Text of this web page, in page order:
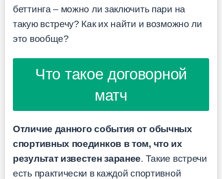
беттинга – можно ли заключить пари на
такую встречу? Как их найти и возможно ли
это вообще?
Что такое договорной
матч
Отличие данного события от обычных
спортивных поединков в том, что их
результат известен заранее. Такие встречи
есть практически в каждой спортивной